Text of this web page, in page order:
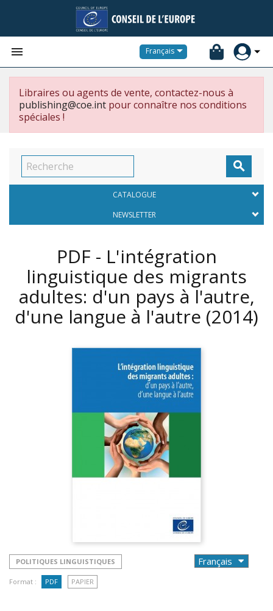
 Français
Libraires ou agents de vente, contactez-nous à
publishing@coe.int pour connaître nos conditions
spéciales !

CATALOGUE
NEWSLETTER
PDF - L'intégration
linguistique des migrants
adultes: d'un pays à l'autre,
d'une langue à l'autre (2014)
POLITIQUES LINGUISTIQUES
Format : PDF PAPIER